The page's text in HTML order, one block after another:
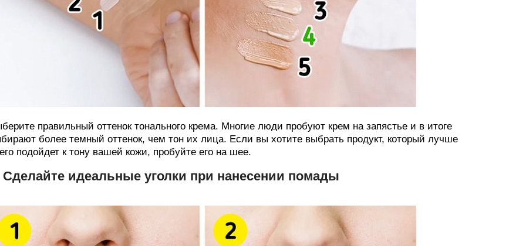
правильный оттенок тонального крема. Многие люди пробуют крем на запястье и в итоге
более темный оттенок, чем тон их лица. Если вы хотите выбрать продукт, который лучше
подойдет к тону вашей кожи, пробуйте его на шее.
Сделайте идеальные уголки при нанесении помады